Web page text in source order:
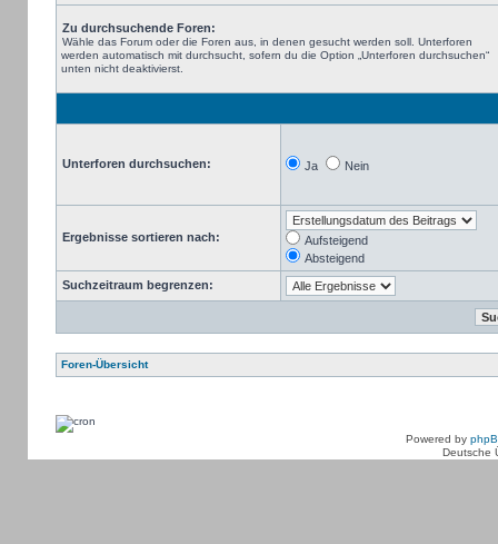
Zu durchsuchende Foren:
Wähle das Forum oder die Foren aus, in denen gesucht werden soll. Unterforen
werden automatisch mit durchsucht, sofern du die Option „Unterforen durchsuchen“
unten nicht deaktivierst.
Unterforen durchsuchen: Ja Nein
Ergebnisse sortieren nach:
Aufsteigend
Absteigend
Suchzeitraum begrenzen:
Foren-Übersicht
Powered by
Deutsche